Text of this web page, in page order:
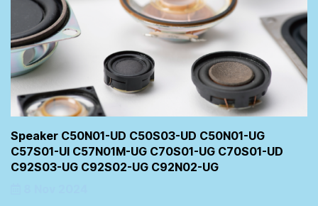
Speaker C50N01-UD C50S03-UD C50N01-UG
C57S01-UI C57N01M-UG C70S01-UG C70S01-UD
C92S03-UG C92S02-UG C92N02-UG